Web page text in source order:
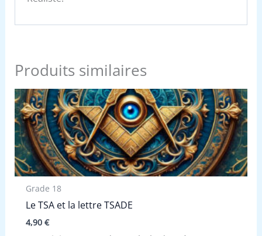
Produits similaires
Grade 18
Le TSA et la lettre TSADE
4,90 €